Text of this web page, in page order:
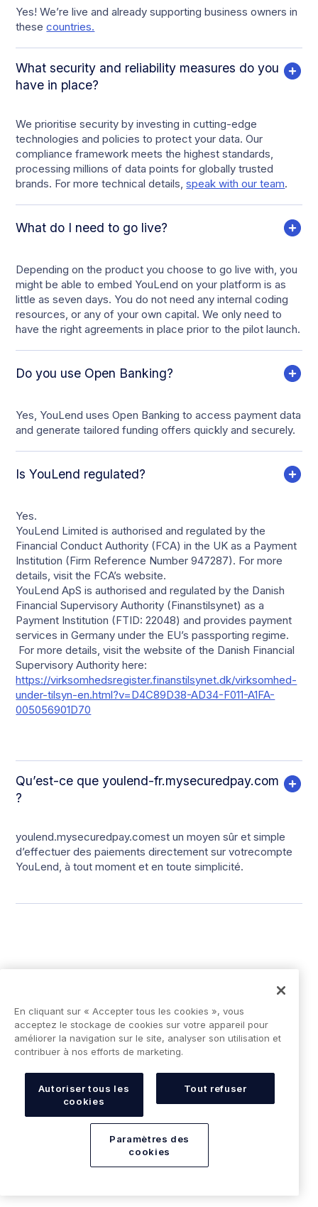
Yes! We’re live and already supporting business owners in
thesecountries.
What security and reliability measures do you
have in place?
We prioritise security by investing in cutting-edge
technologies and policies to protect your data. Our
compliance framework meets the highest standards,
processing millions of data points for globally trusted
brands. For more technical details,speak with our team.
What do I need to go live?
Depending on the product you choose to go live with, you
might be able to embed YouLend on your platform is as
little as seven days. You do not need any internal coding
resources, or any of your own capital. We only need to
have the right agreements in place prior to the pilot launch.
Do you use Open Banking?
Yes, YouLend uses Open Banking to access payment data
and generate tailored funding offers quickly and securely.
Is YouLend regulated?
Yes.
YouLend Limited is authorised and regulated by the
Financial Conduct Authority (FCA) in the UK as a Payment
Institution (Firm Reference Number 947287). For more
details, visit the FCA’s website.
YouLend ApS is authorised and regulated by the Danish
Financial Supervisory Authority (Finanstilsynet) as a
Payment Institution (FTID: 22048) and provides payment
services in Germany under the EU’s passporting regime.
For more details, visit the website of the Danish Financial
Supervisory Authority here:
https://virksomhedsregister.finanstilsynet.dk/virksomhed-
under-tilsyn-en.html?v=D4C89D38-AD34-F011-A1FA-
005056901D70
Qu’est-ce que youlend-fr.mysecuredpay.com
?
youlend.mysecuredpay.comest un moyen sûr et simple
d’effectuer des paiements directement sur votrecompte
YouLend, à tout moment et en toute simplicité.
Explorez notre blog
En cliquant sur « Accepter tous les cookies », vous
acceptez le stockage de cookies sur votre appareil pour
améliorer la navigation sur le site, analyser son utilisation et
contribuer à nos efforts de marketing.
Autoriser tous les
cookies
Tout refuser
Paramètres des
cookies